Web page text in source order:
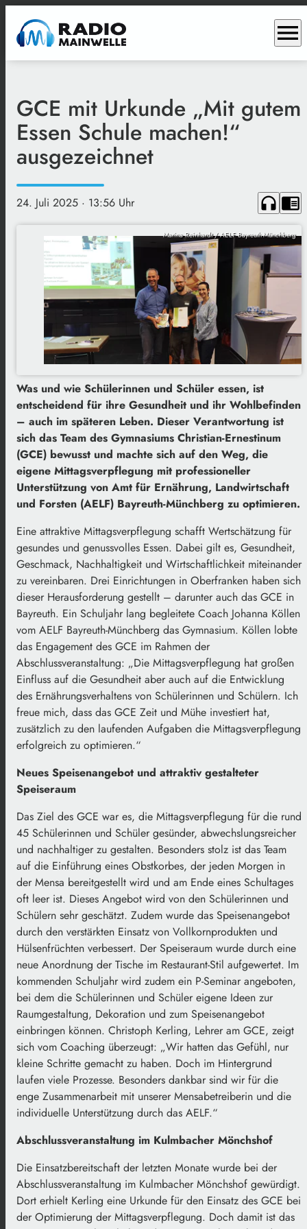
menu
GCE mit Urkunde „Mit gutem
Essen Schule machen!“
ausgezeichnet
24. Juli 2025 · 13:56 Uhr headphones chrome_reader_mode
Marina Reinhardt / AELF Bayreuth-Münchberg
Was und wie Schülerinnen und Schüler essen, ist
entscheidend für ihre Gesundheit und ihr Wohlbefinden
– auch im späteren Leben. Dieser Verantwortung ist
sich das Team des Gymnasiums Christian-Ernestinum
(GCE) bewusst und machte sich auf den Weg, die
eigene Mittagsverpflegung mit professioneller
Unterstützung von Amt für Ernährung, Landwirtschaft
und Forsten (AELF) Bayreuth-Münchberg zu optimieren.
Eine attraktive Mittagsverpflegung schafft Wertschätzung für
gesundes und genussvolles Essen. Dabei gilt es, Gesundheit,
Geschmack, Nachhaltigkeit und Wirtschaftlichkeit miteinander
zu vereinbaren. Drei Einrichtungen in Oberfranken haben sich
dieser Herausforderung gestellt – darunter auch das GCE in
Bayreuth. Ein Schuljahr lang begleitete Coach Johanna Köllen
vom AELF Bayreuth-Münchberg das Gymnasium. Köllen lobte
das Engagement des GCE im Rahmen der
Abschlussveranstaltung: „Die Mittagsverpflegung hat großen
Einfluss auf die Gesundheit aber auch auf die Entwicklung
des Ernährungsverhaltens von Schülerinnen und Schülern. Ich
freue mich, dass das GCE Zeit und Mühe investiert hat,
zusätzlich zu den laufenden Aufgaben die Mittagsverpflegung
erfolgreich zu optimieren.“
Neues Speisenangebot und attraktiv gestalteter
Speiseraum
Das Ziel des GCE war es, die Mittagsverpflegung für die rund
45 Schülerinnen und Schüler gesünder, abwechslungsreicher
und nachhaltiger zu gestalten. Besonders stolz ist das Team
auf die Einführung eines Obstkorbes, der jeden Morgen in
der Mensa bereitgestellt wird und am Ende eines Schultages
oft leer ist. Dieses Angebot wird von den Schülerinnen und
Schülern sehr geschätzt. Zudem wurde das Speisenangebot
durch den verstärkten Einsatz von Vollkornprodukten und
Hülsenfrüchten verbessert. Der Speiseraum wurde durch eine
neue Anordnung der Tische im Restaurant-Stil aufgewertet. Im
kommenden Schuljahr wird zudem ein P-Seminar angeboten,
bei dem die Schülerinnen und Schüler eigene Ideen zur
Raumgestaltung, Dekoration und zum Speisenangebot
einbringen können. Christoph Kerling, Lehrer am GCE, zeigt
sich vom Coaching überzeugt: „Wir hatten das Gefühl, nur
kleine Schritte gemacht zu haben. Doch im Hintergrund
laufen viele Prozesse. Besonders dankbar sind wir für die
enge Zusammenarbeit mit unserer Mensabetreiberin und die
individuelle Unterstützung durch das AELF.“
Abschlussveranstaltung im Kulmbacher Mönchshof
Die Einsatzbereitschaft der letzten Monate wurde bei der
Abschlussveranstaltung im Kulmbacher Mönchshof gewürdigt.
Dort erhielt Kerling eine Urkunde für den Einsatz des GCE bei
der Optimierung der Mittagsverpflegung. Doch damit ist das